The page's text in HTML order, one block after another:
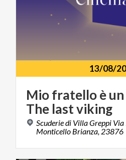
13/08/
Miofratelloèun
The lastviking
Scuderie di Villa Greppi
Monticello Brianza, 23876